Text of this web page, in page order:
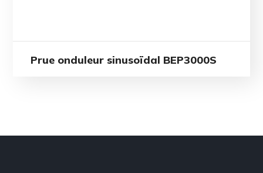
Prue onduleur sinusoïdal BEP3000S